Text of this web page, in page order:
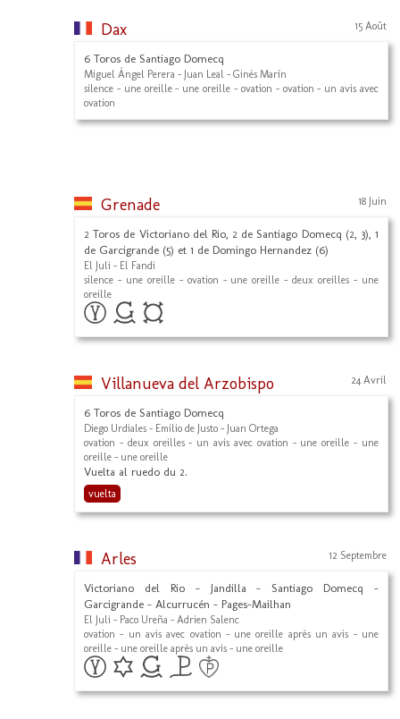
Dax 15 Août
6 Toros de Santiago Domecq
Miguel Ángel Perera - Juan Leal - Ginés Marín
silence - une oreille - une oreille - ovation - ovation - un avis avec
ovation
Grenade 18 Juin
2 Toros de Victoriano del Rio, 2 de Santiago Domecq (2, 3), 1
de Garcigrande (5) et 1 de Domingo Hernandez (6)
El Juli - El Fandi
silence - une oreille - ovation - une oreille - deux oreilles - une
oreille
Villanueva del Arzobispo 24 Avril
6 Toros de Santiago Domecq
Diego Urdiales - Emilio de Justo - Juan Ortega
ovation - deux oreilles - un avis avec ovation - une oreille - une
oreille - une oreille
Vuelta al ruedo du 2.
vuelta
Arles 12 Septembre
Victoriano del Rio - Jandilla - Santiago Domecq -
Garcigrande - Alcurrucén - Pages-Mailhan
El Juli - Paco Ureña - Adrien Salenc
ovation - un avis avec ovation - une oreille après un avis - une
oreille - une oreille après un avis - une oreille